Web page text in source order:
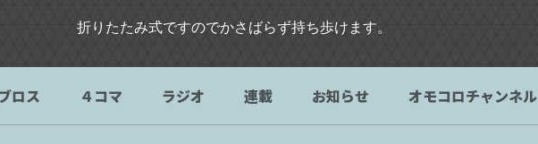
折りたたみ式ですのでかさばらず持ち歩けます。
ロス ４コマ ラジオ 連載 お知らせ オモコロチャンネル